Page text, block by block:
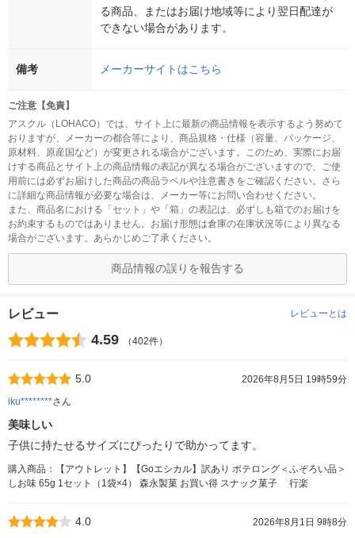
る商品、またはお届け地域等により翌日配達が
できない場合があります。
備考 メーカーサイトはこちら
ご注意【免責】
アスクル（LOHACO）では、サイト上に最新の商品情報を表示するよう努めて
おりますが、メーカーの都合等により、商品規格・仕様（容量、パッケージ、
原材料、原産国など）が変更される場合がございます。このため、実際にお届
けする商品とサイト上の商品情報の表記が異なる場合がございますので、ご使
用前には必ずお届けした商品の商品ラベルや注意書きをご確認ください。さら
に詳細な商品情報が必要な場合は、メーカー等にお問い合わせください。
また、商品名における「セット」や「箱」の表記は、必ずしも箱でのお届けを
お約束するものではありません。お届け形態は倉庫の在庫状況等により異なる
場合がございます。あらかじめご了承ください。
商品情報の誤りを報告する
レビュー レビューとは
4.59 （402件）
5.0
2026年8月5日 19時59分
iku********さん
美味しい
子供に持たせるサイズにぴったりで助かってます。
購入商品：【アウトレット】【Goエシカル】訳あり ポテロング＜ふぞろい品＞
しお味 65g 1セット（1袋×4） 森永製菓 お買い得 スナック菓子 行楽
4.0
2026年8月1日 9時8分